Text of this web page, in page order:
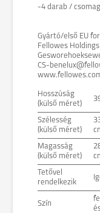
-4 darab / csomag
Gyártó/első EU
Fellowes Holdings
CS-
Hosszúság
(külső méret)
Szélesség
(külső méret)
Magasság
(külső méret)
Tetővel
rendelkezik
Szín